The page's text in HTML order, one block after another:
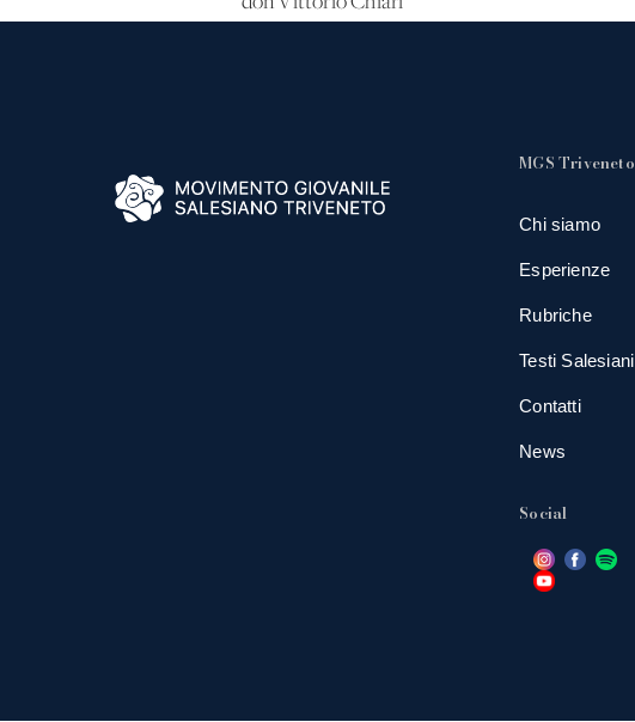
MGS Triveneto
Chi siamo
Esperienze
Rubriche
Testi Salesiani
Contatti
News
Social